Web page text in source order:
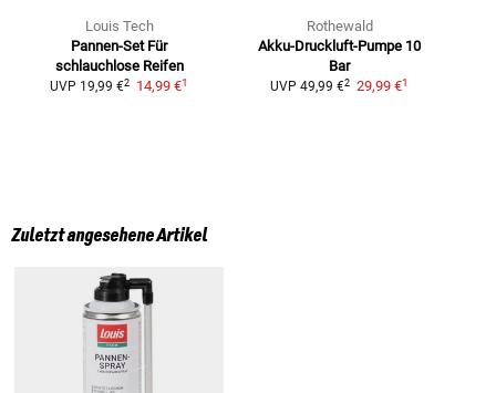
Louis Tech
Pannen-Set Für
schlauchlose Reifen
UVP 19,99 €2 14,99 €1
Rothewald
Akku-Druckluft-Pumpe 10
Bar
UVP 49,99 €2 29,99 €1
Zuletzt angesehene Artikel